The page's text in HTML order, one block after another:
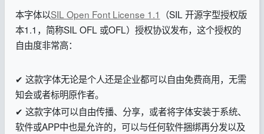
本字体以SIL Open Font License 1.1 （SIL 开源字型授权版
本1.1，简称SIL OFL 或OFL） 授权协议发布，这个授权的
自由度非常高：
✔ 这款字体无论是个人还是企业都可以自由免费商用，无需
知会或者标明原作者。
✔ 这款字体可以自由传播、分享，或者将字体安装于系统、
软件或APP中也是允许的，可以与任何软件捆绑再分发以及